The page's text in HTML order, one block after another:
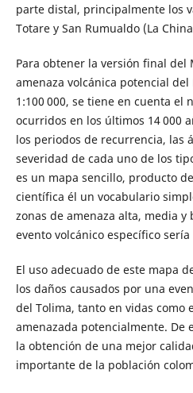
parte distal, principalmente los
Totare y San Rumualdo (La
Para obtener la versión final
amenaza volcánica potencial
1:100 000, se tiene en cuenta el
ocurridos en los últimos 14 000
los periodos de recurrencia, las
severidad de cada uno de los
es un mapa sencillo, producto
científica él un vocabulario
zonas de amenaza alta, media
evento volcánico específico
El uso adecuado de este mapa
los daños causados por una
del Tolima, tanto en vidas como
amenazada potencialmente. De
la obtención de una mejor
importante de la población